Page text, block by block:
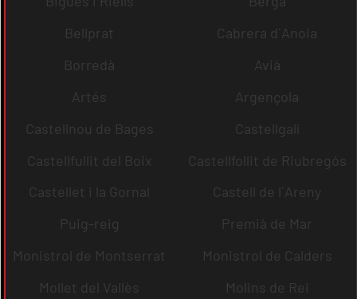
Bellprat
Cabrera d´Anoia
Borredà
Avià
Artés
Argençola
Castellnou de Bages
Castellgalí
Castellfullit del Boix
Castellfollit de Riubregós
Castellet i la Gornal
Castell de l´Areny
Puig-reig
Premià de Mar
Monistrol de Montserrat
Monistrol de Calders
Mollet del Vallès
Molins de Rei